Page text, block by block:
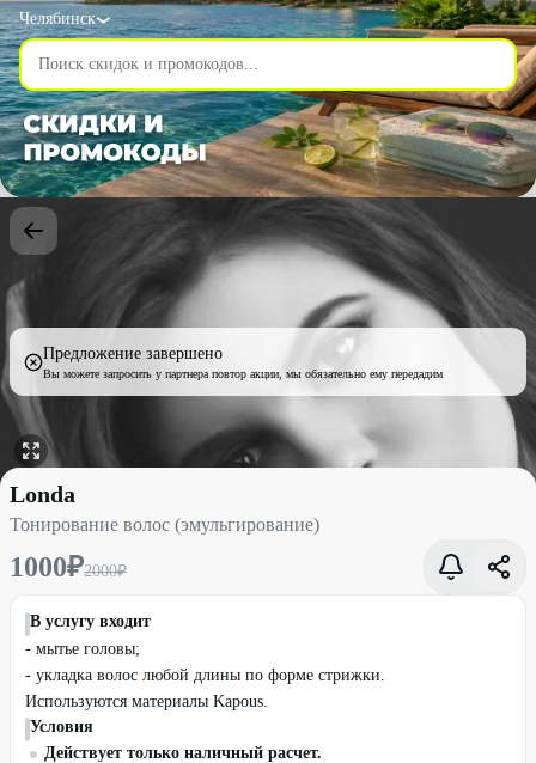
Челябинск
Предложение завершено
Вы можете запросить у партнера повтор акции, мы обязательно ему передадим
Тонирование волос (эмульгирование) со скидкой 50% - Londa
Londa
Тонирование волос (эмульгирование)
1000₽2000₽
В услугу входит
- мытье головы;
- укладка волос любой длины по форме стрижки.
Используются материалы Kapous.
Условия
Действует только наличный расчет.